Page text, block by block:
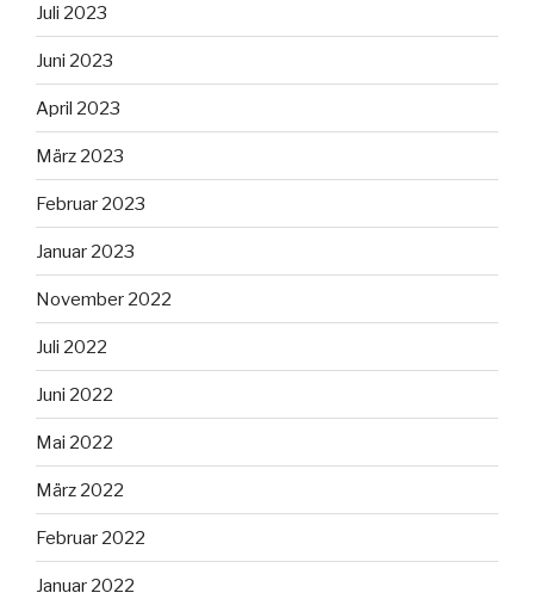
Juli 2023
Juni 2023
April 2023
März 2023
Februar 2023
Januar 2023
November 2022
Juli 2022
Juni 2022
Mai 2022
März 2022
Februar 2022
Januar 2022